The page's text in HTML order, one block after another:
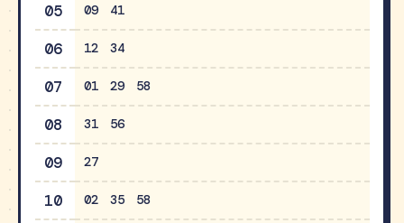
05 09 41
06 12 34
07 01 29 58
08 31 56
09 27
10 02 35 58